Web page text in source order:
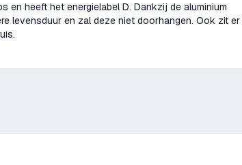
en heeft het energielabel D. Dankzij de aluminium
levensduur en zal deze niet doorhangen. Ook zit er